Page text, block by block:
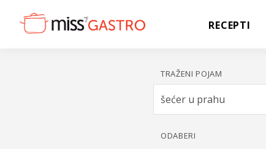
RECEPTI
TRAŽENI POJAM
ODABERI